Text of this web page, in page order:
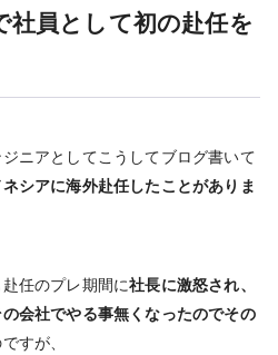
社員として初の赴任を
ニアとしてこうしてブログ書いて
シアに海外赴任したことがありま
任のプレ期間に社長に激怒され、
会社でやる事無くなったのでその
すが、